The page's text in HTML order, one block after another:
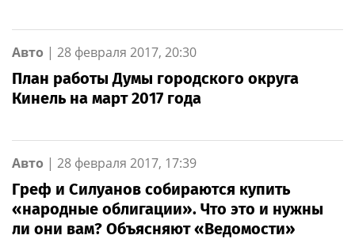
Авто | 28 февраля 2017, 20:30
План работы Думы городского округа
Кинель на март 2017 года
Авто | 28 февраля 2017, 17:39
Греф и Силуанов собираются купить
«народные облигации». Что это и нужны
ли они вам? Объясняют «Ведомости»